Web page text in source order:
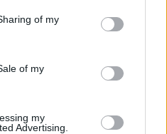
behaviour. You may click to
and its third-party tags to
purposes in below Google
of my
of my
my
Advertising.